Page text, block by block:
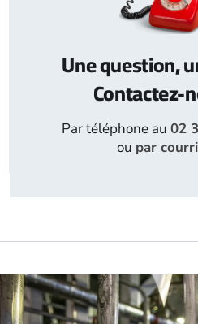
Une question,
Contactez-
Par téléphone au02
ou par